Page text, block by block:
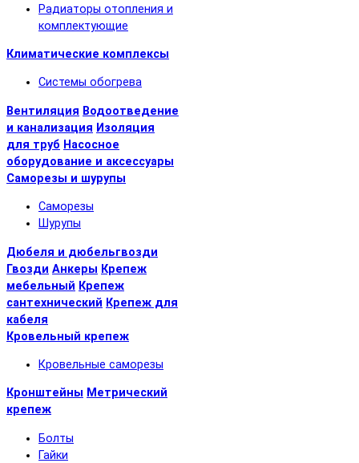
Радиаторы отопления и
комплектующие
Климатические комплексы
Системы обогрева
Вентиляция Водоотведение
и канализация Изоляция
для труб Насосное
оборудование и аксессуары
Саморезы и шурупы
Саморезы
Шурупы
Дюбеля и дюбельгвозди
Гвозди Анкеры Крепеж
мебельный Крепеж
сантехнический Крепеж для
кабеля
Кровельный крепеж
Кровельные саморезы
Кронштейны Метрический
крепеж
Болты
Гайки